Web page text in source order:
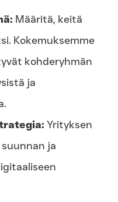
Määritä, keitä
Kokemuksemme
kohderyhmän
ja
Yrityksen
ja